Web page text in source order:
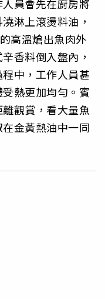
員會先在廚房將
淋上滾燙料油，
高溫熗出魚肉外
香料倒入盤內，
中，工作人員甚
熱更加均勻。賓
觀賞，看大量魚
金黃熱油中一同